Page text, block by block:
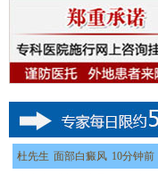
杜先生 面部白癜风 10分钟前